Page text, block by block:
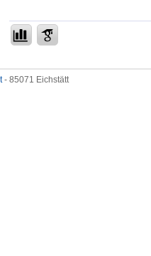
- 85071 Eichstätt